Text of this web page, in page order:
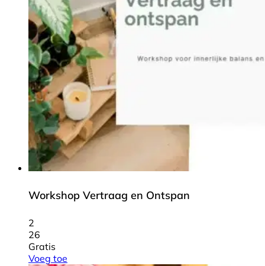
Workshop Vertraag en Ontspan
2
26
Gratis
Voeg toe